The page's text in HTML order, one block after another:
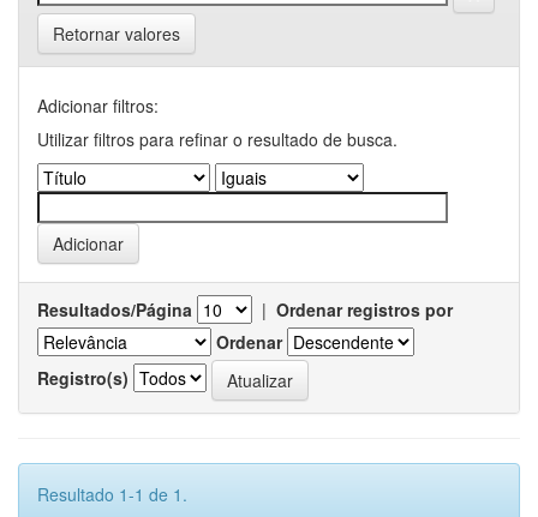
Retornar valores
Adicionar filtros:
Utilizar filtros para refinar o resultado de busca.
Resultados/Página | Ordenar registros por
Ordenar
Registro(s)
Resultado 1-1 de 1.